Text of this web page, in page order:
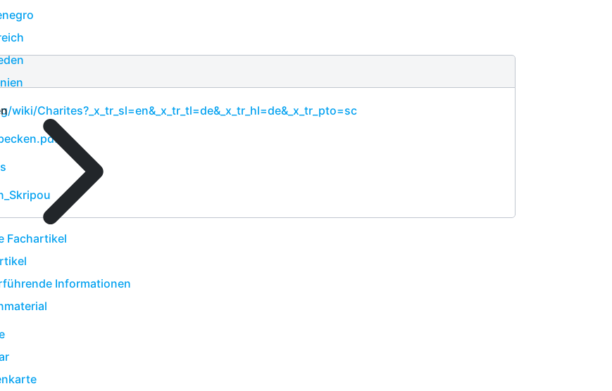
Fachartikel
Informationen
Charites?_x_tr_sl=en&_x_tr_tl=de&_x_tr_hl=de&_x_tr_pto=sc